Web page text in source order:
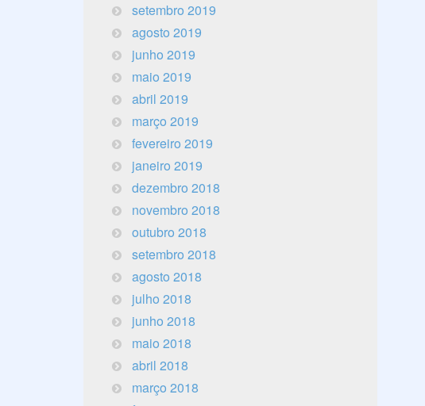
setembro 2019
agosto 2019
junho 2019
maio 2019
abril 2019
março 2019
fevereiro 2019
janeiro 2019
dezembro 2018
novembro 2018
outubro 2018
setembro 2018
agosto 2018
julho 2018
junho 2018
maio 2018
abril 2018
março 2018